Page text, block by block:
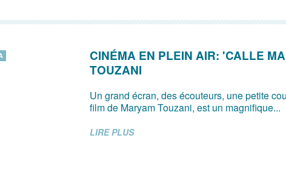
CINÉMA EN PLEIN AIR: 'CALLE
TOUZANI
Un grand écran, des écouteurs, une petite
film de Maryam Touzani, est un magnifique...
LIRE PLUS